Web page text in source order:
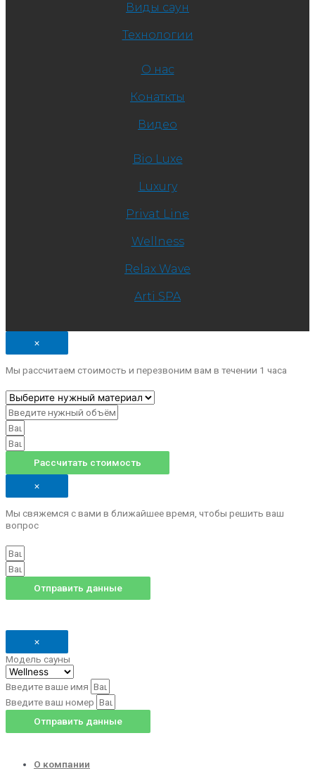
Виды саун
Технологии
О нас
Конаткты
Видео
Bio Luxe
Luxury
Privat Line
Wellness
Relax Wave
Arti SPA
×
Мы рассчитаем стоимоcть и перезвоним вам в течении 1 часа
Рассчитать стоимость
×
Мы свяжемся с вами в ближайшее время, чтобы решить ваш
вопрос
Отправить данные
×
Модель сауны
Введите ваше имя
Введите ваш номер
Отправить данные
О компании